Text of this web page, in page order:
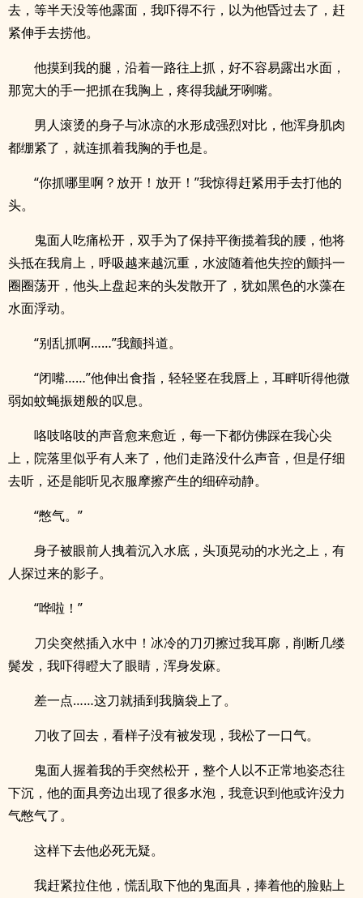
去，等半天没等他露面，我吓得不行，以为他昏过去了，赶
紧伸手去捞他。
他摸到我的腿，沿着一路往上抓，好不容易露出水面，
那宽大的手一把抓在我胸上，疼得我龇牙咧嘴。
男人滚烫的身子与冰凉的水形成强烈对比，他浑身肌肉
都绷紧了，就连抓着我胸的手也是。
“你抓哪里啊？放开！放开！”我惊得赶紧用手去打他的
头。
鬼面人吃痛松开，双手为了保持平衡揽着我的腰，他将
头抵在我肩上，呼吸越来越沉重，水波随着他失控的颤抖一
圈圈荡开，他头上盘起来的头发散开了，犹如黑色的水藻在
水面浮动。
“别乱抓啊……”我颤抖道。
“闭嘴……”他伸出食指，轻轻竖在我唇上，耳畔听得他微
弱如蚊蝇振翅般的叹息。
咯吱咯吱的声音愈来愈近，每一下都仿佛踩在我心尖
上，院落里似乎有人来了，他们走路没什么声音，但是仔细
去听，还是能听见衣服摩擦产生的细碎动静。
“憋气。”
身子被眼前人拽着沉入水底，头顶晃动的水光之上，有
人探过来的影子。
“哗啦！”
刀尖突然插入水中！冰冷的刀刃擦过我耳廓，削断几缕
鬓发，我吓得瞪大了眼睛，浑身发麻。
差一点……这刀就插到我脑袋上了。
刀收了回去，看样子没有被发现，我松了一口气。
鬼面人握着我的手突然松开，整个人以不正常地姿态往
下沉，他的面具旁边出现了很多水泡，我意识到他或许没力
气憋气了。
这样下去他必死无疑。
我赶紧拉住他，慌乱取下他的鬼面具，捧着他的脸贴上